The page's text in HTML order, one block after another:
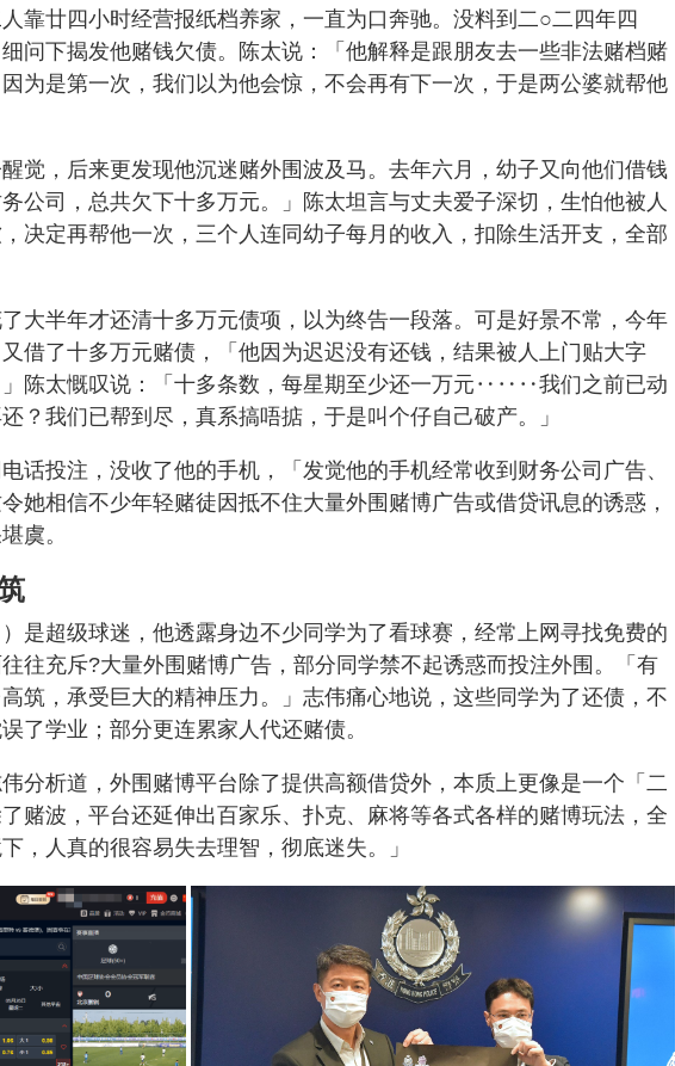
靠廿四小时经营报纸档养家，一直为口奔驰。没料到二○二四年四
问下揭发他赌钱欠债。陈太说：「他解释是跟朋友去一些非法赌档赌
为是第一次，我们以为他会惊，不会再有下一次，于是两公婆就帮他
觉，后来更发现他沉迷赌外围波及马。去年六月，幼子又向他们借钱
公司，总共欠下十多万元。」陈太坦言与丈夫爱子深切，生怕他被人
决定再帮他一次，三个人连同幼子每月的收入，扣除生活开支，全部
大半年才还清十多万元债项，以为终告一段落。可是好景不常，今年
借了十多万元赌债，「他因为迟迟没有还钱，结果被人上门贴大字
陈太慨叹说：「十多条数，每星期至少还一万元‥‥‥我们之前已动
？我们已帮到尽，真系搞唔掂，于是叫个仔自己破产。」
话投注，没收了他的手机，「发觉他的手机经常收到财务公司广告、
她相信不少年轻赌徒因抵不住大量外围赌博广告或借贷讯息的诱惑，
虞。
是超级球迷，他透露身边不少同学为了看球赛，经常上网寻找免费的
往充斥?大量外围赌博广告，部分同学禁不起诱惑而投注外围。「有
筑，承受巨大的精神压力。」志伟痛心地说，这些同学为了还债，不
了学业；部分更连累家人代还赌债。
分析道，外围赌博平台除了提供高额借贷外，本质上更像是一个「二
赌波，平台还延伸出百家乐、扑克、麻将等各式各样的赌博玩法，全
，人真的很容易失去理智，彻底迷失。」